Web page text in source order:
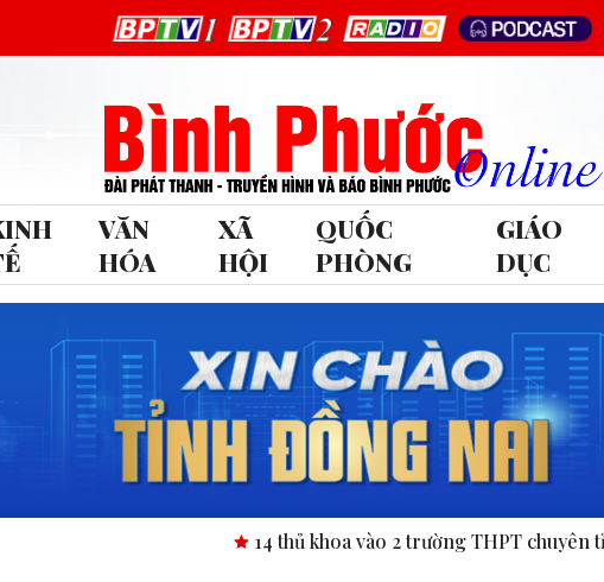
VĂN
HÓA
XÃ
HỘI
QUỐC
PHÒNG
GIÁO
DỤC
14 thủ khoa vào 2 trường THPT chuyên tỉnh Bình